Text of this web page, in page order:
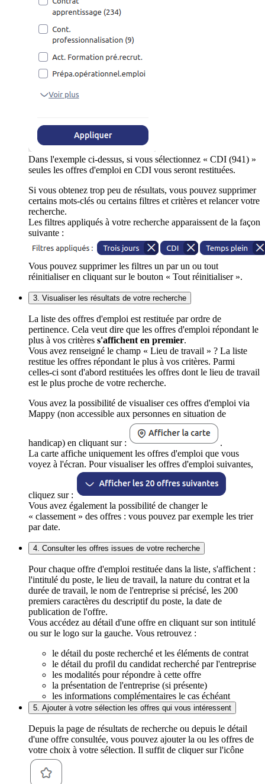
Dans l'exemple ci-dessus, si vous sélectionnez « CDI (941) »
seules les offres d'emploi en CDI vous seront restituées.
Si vous obtenez trop peu de résultats, vous pouvez supprimer
certains mots-clés ou certains filtres et critères et relancer votre
recherche.
Les filtres appliqués à votre recherche apparaissent de la façon
suivante :
Vous pouvez supprimer les filtres un par un ou tout
réinitialiser en cliquant sur le bouton « Tout réinitialiser ».
3. Visualiser les résultats de votre recherche
La liste des offres d'emploi est restituée par ordre de
pertinence. Cela veut dire que les offres d'emploi répondant le
plus à vos critères s'affichent en premier.
Vous avez renseigné le champ « Lieu de travail » ? La liste
restitue les offres répondant le plus à vos critères. Parmi
celles-ci sont d'abord restituées les offres dont le lieu de travail
est le plus proche de votre recherche.
Vous avez la possibilité de visualiser ces offres d'emploi via
Mappy (non accessible aux personnes en situation de
handicap) en cliquant sur :
.
La carte affiche uniquement les offres d'emploi que vous
voyez à l'écran. Pour visualiser les offres d'emploi suivantes,
cliquez sur :
Vous avez également la possibilité de changer le
« classement » des offres : vous pouvez par exemple les trier
par date.
4. Consulter les offres issues de votre recherche
Pour chaque offre d'emploi restituée dans la liste, s'affichent :
l'intitulé du poste, le lieu de travail, la nature du contrat et la
durée de travail, le nom de l'entreprise si précisé, les 200
premiers caractères du descriptif du poste, la date de
publication de l'offre.
Vous accédez au détail d'une offre en cliquant sur son intitulé
ou sur le logo sur la gauche. Vous retrouvez :
le détail du poste recherché et les éléments de contrat
le détail du profil du candidat recherché par l'entreprise
les modalités pour répondre à cette offre
la présentation de l'entreprise (si présente)
les informations complémentaires le cas échéant
5. Ajouter à votre sélection les offres qui vous intéressent
Depuis la page de résultats de recherche ou depuis le détail
d'une offre consultée, vous pouvez ajouter la ou les offres de
votre choix à votre sélection. Il suffit de cliquer sur l'icône